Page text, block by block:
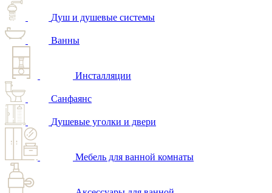
Душ и душевые системы
Ванны
Инсталляции
Санфаянс
Душевые уголки и двери
Мебель для ванной комнаты